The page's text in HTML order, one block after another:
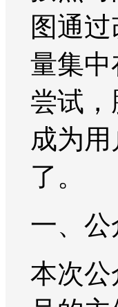
图通
量集
尝试
成为
了。
一、
本次